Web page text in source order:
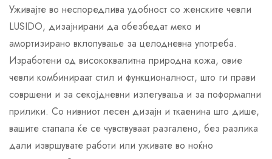
Уживајте во неспоредлива удобност со женските чевли
LUSIDO, дизајнирани да обезбедат меко и
амортизирано вклопување за целодневна употреба.
Изработени од висококвалитна природна кожа, овие
чевли комбинираат стил и функционалност, што ги прави
совршени и за секојдневни излегувања и за поформални
прилики. Со нивниот лесен дизајн и ткаенина што дише,
вашите стапала ќе се чувствуваат разгалено, без разлика
дали извршувате работи или уживате во ноќно